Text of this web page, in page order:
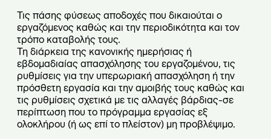
Τις πάσης φύσεως αποδοχές που δικαιούται ο
εργαζόμενος καθώς και την περιοδικότητα και τον
τρόπο καταβολής τους.
Τη διάρκεια της κανονικής ημερήσιας ή
εβδομαδιαίας απασχόλησης του εργαζομένου, τις
ρυθμίσεις για την υπερωριακή απασχόληση ή την
πρόσθετη εργασία και την αμοιβής τους καθώς και
τις ρυθμίσεις σχετικά με τις αλλαγές βάρδιας-σε
περίπτωση που το πρόγραμμα εργασίας εξ
ολοκλήρου (ή ως επί το πλείστον) μη προβλέψιμο.